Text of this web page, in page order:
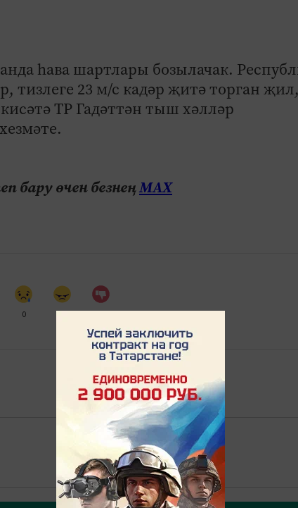
һава шартлары бозылачак.
тизлеге 23 м/с кадәр җитә торган җил,
ТР Гадәттән тыш хәлләр
бару өчен безнеңМАХ
0 0 0